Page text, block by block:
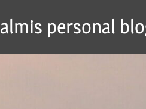
almis personal